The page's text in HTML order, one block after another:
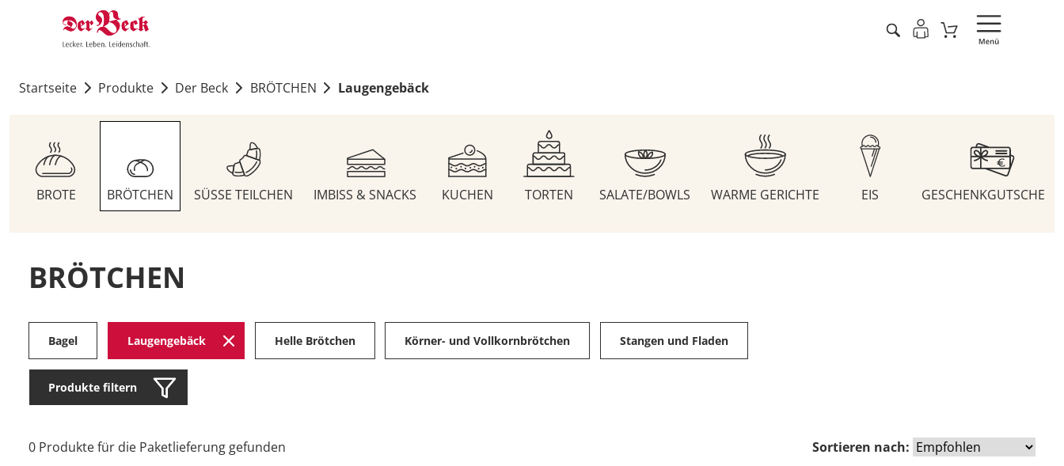
Startseite Produkte Der Beck BRÖTCHEN Laugengebäck
BROTE BRÖTCHEN SÜSSE TEILCHEN IMBISS & SNACKS KUCHEN TORTEN SALATE/BOWLS WARME GERICHTE EIS GESCHENKGUTSCHEINE
BRÖTCHEN
Bagel Laugengebäck Helle Brötchen Körner- und Vollkornbrötchen Stangen und Fladen
Produkte filtern
0 Produkte für die Paketlieferung gefunden Sortieren nach: